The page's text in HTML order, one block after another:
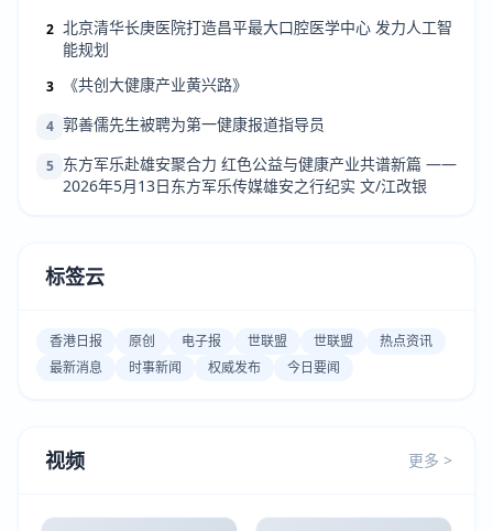
2 北京清华长庚医院打造昌平最大口腔医学中心 发力人工智
能规划
3 《共创大健康产业黄兴路》
4 郭善儒先生被聘为第一健康报道指导员
5 东方军乐赴雄安聚合力 红色公益与健康产业共谱新篇 ——
2026年5月13日东方军乐传媒雄安之行纪实 文/江改银
标签云
香港日报 原创 电子报 世联盟 世联盟
热点资讯
最新消息
时事新闻 权威发布 今日要闻
视频 更多 >